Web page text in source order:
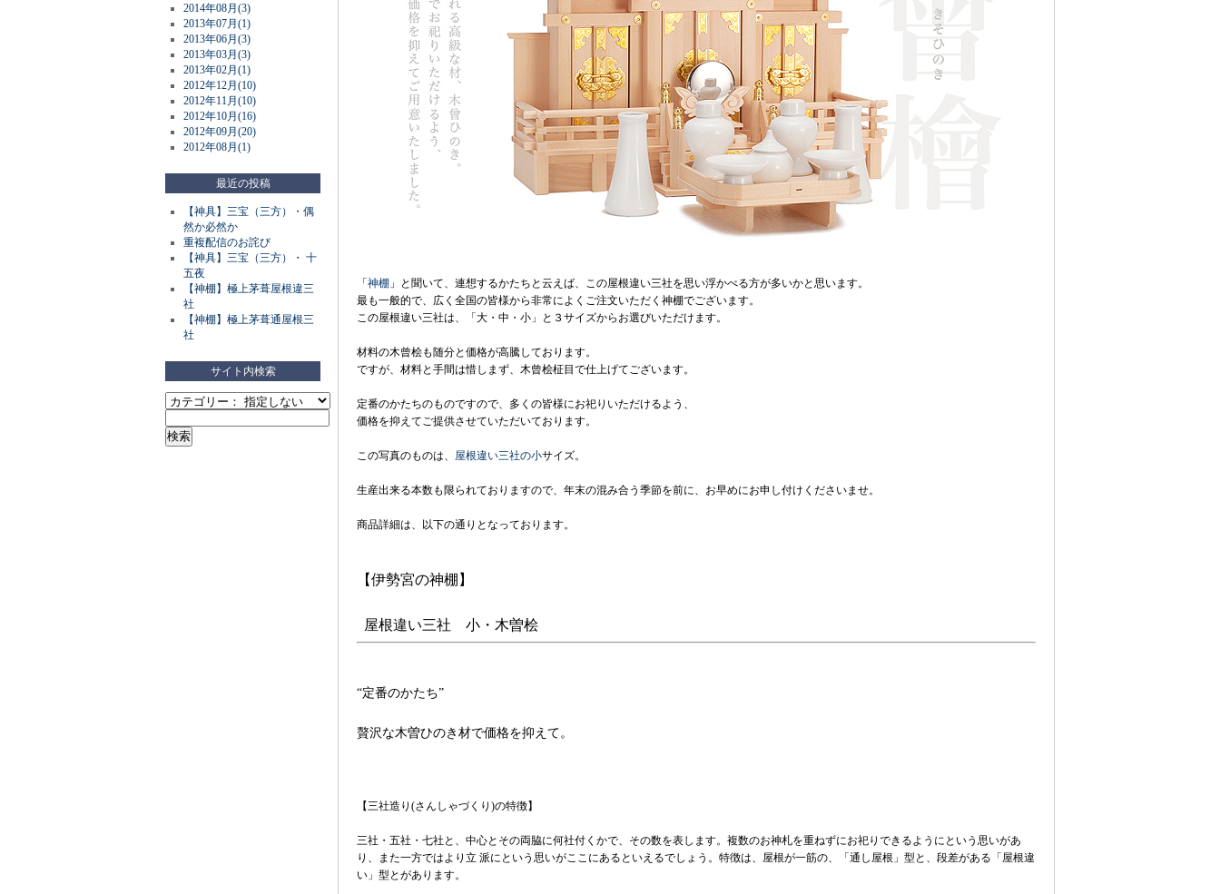
2014年08月(3)
2013年07月(1)
2013年06月(3)
2013年03月(3)
2013年02月(1)
2012年12月(10)
2012年11月(10)
2012年10月(16)
2012年09月(20)
2012年08月(1)
最近の投稿
【神具】三宝（三方）・偶
然か必然か
重複配信のお詫び
【神具】三宝（三方）・ 十
五夜
【神棚】極上茅葺屋根違三
社
【神棚】極上茅葺通屋根三
社
サイト内検索
「 神棚 」と聞いて、連想するかたちと云えば、この屋根違い三社を思い浮かべる方が多いかと思います。
最も一般的で、広く全国の皆様から非常によくご注文いただく神棚でございます。
この屋根違い三社は、「大・中・小」と３サイズからお選びいただけます。
材料の木曾桧も随分と価格が高騰しております。
ですが、材料と手間は惜しまず、木曾桧柾目で仕上げてございます。
定番のかたちのものですので、多くの皆様にお祀りいただけるよう、
価格を抑えてご提供させていただいております。
この写真のものは、 屋根違い三社の小サイズ。
生産出来る本数も限られておりますので、年末の混み合う季節を前に、お早めにお申し付けくださいませ。
商品詳細は、以下の通りとなっております。
【伊勢宮の神棚】
屋根違い三社 小・木曽桧
“定番のかたち”
贅沢な木曽ひのき材で価格を抑えて。
【三社造り(さんしゃづくり)の特徴】
三社・五社・七社と、中心とその両脇に何社付くかで、その数を表します。複数のお神札を重ねずにお祀りできるようにという思いがあ
り、また一方ではより立 派にという思いがここにあるといえるでしょう。特徴は、屋根が一筋の、「通し屋根」型と、段差がある「屋根違
い」型とがあります。